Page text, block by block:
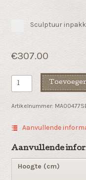
Sculptuur
€307.00
Dieren
sculptuur
Artikelnummer:
Aanvullende
Aanvullende
Hoogte (cm)